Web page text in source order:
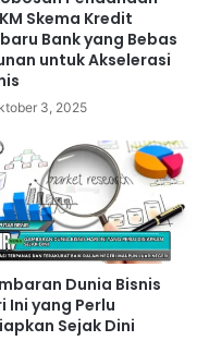
Skema Kredit
Bank yang Bebas
untuk Akselerasi
3, 2025
Dunia Bisnis
Ini yang Perlu
Sejak Dini